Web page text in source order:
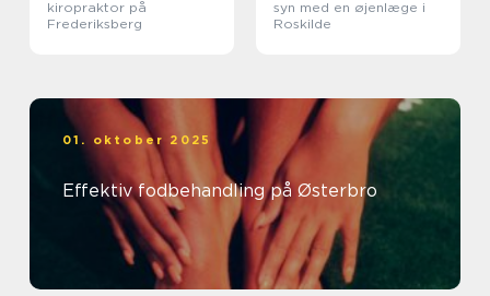
kiropraktor på
Frederiksberg
syn med en øjenlæge i
Roskilde
01. oktober 2025
Effektiv fodbehandling på Østerbro